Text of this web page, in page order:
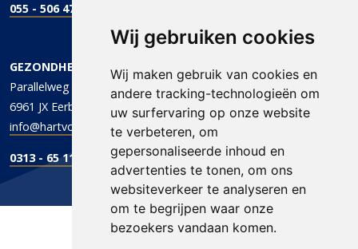
Wij gebruiken cookies
Wij maken gebruik van cookies en
andere tracking-technologieën om
uw surfervaring op onze website
te verbeteren, om
gepersonaliseerde inhoud en
advertenties te tonen, om ons
websiteverkeer te analyseren en
om te begrijpen waar onze
bezoekers vandaan komen.
055 - 506 47 47
GEZONDHEIDSCENTRUM DE PARALLEL
Parallelweg 1
6961 JX Eerbeek
info@hartvoorfysio.nl
0313 - 65 11 96